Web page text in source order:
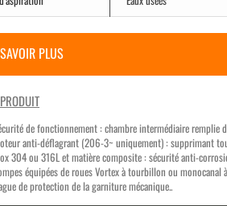
PLUS
de fonctionnement : chambre intermédiaire remplie
anti-déflagrant (206-3~ uniquement) : supprimant
304 ou 316L et matière composite : sécurité anti-
équipées de roues Vortex à tourbillon ou
de protection de la garniture mécanique..